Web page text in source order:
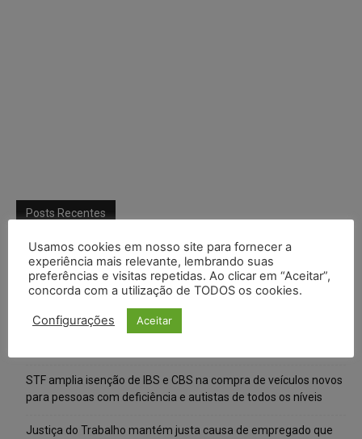
Posts Recentes
Composição da taxa de juros
Meta é alvo de denúncia após anúncios com conteúdo sexual
infantil gerado por IA circularem em suas plataformas
Advogado preso por suspeita de matar o filho tem inscrição
STF amplia isenção de IBS e CBS na compra de veículos novos
para pessoas com deficiência e autistas de todos os níveis
Justiça do Trabalho mantém justa causa de empregado que
Usamos cookies em nosso site para fornecer a
experiência mais relevante, lembrando suas
preferências e visitas repetidas. Ao clicar em “Aceitar”,
concorda com a utilização de TODOS os cookies.
Configurações Aceitar